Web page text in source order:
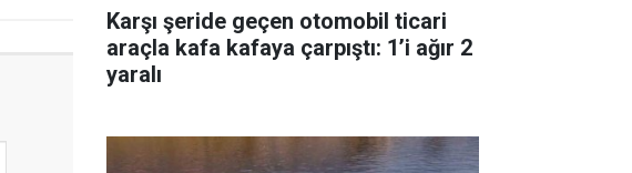
Karşı şeride geçen otomobil ticari
araçla kafa kafaya çarpıştı: 1’i ağır 2
yaralı